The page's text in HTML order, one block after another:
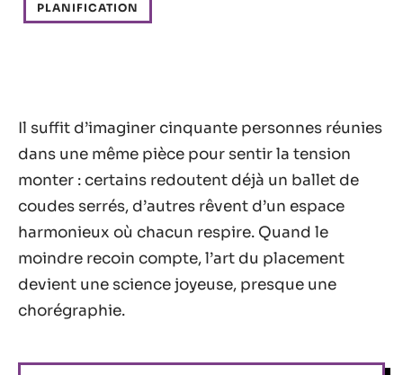
PLANIFICATION
Il suffit d’imaginer cinquante personnes réunies
dans une même pièce pour sentir la tension
monter : certains redoutent déjà un ballet de
coudes serrés, d’autres rêvent d’un espace
harmonieux où chacun respire. Quand le
moindre recoin compte, l’art du placement
devient une science joyeuse, presque une
chorégraphie.